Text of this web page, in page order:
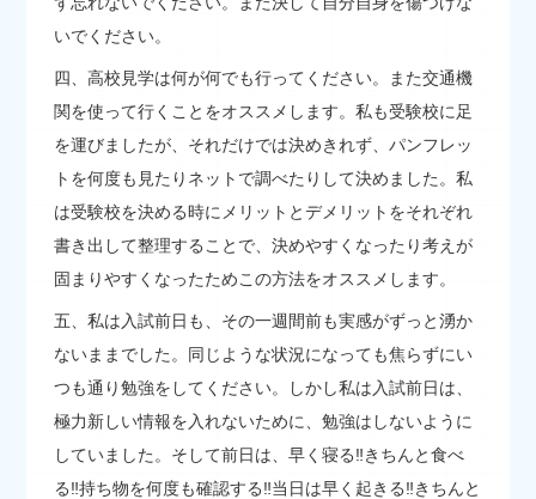
いでください。
四、高校見学は何が何でも行ってください。また交通機
関を使って行くことをオススメします。私も受験校に足
を運びましたが、それだけでは決めきれず、パンフレッ
トを何度も見たりネットで調べたりして決めました。私
は受験校を決める時にメリットとデメリットをそれぞれ
書き出して整理することで、決めやすくなったり考えが
固まりやすくなったためこの方法をオススメします。
五、私は入試前日も、その一週間前も実感がずっと湧か
ないままでした。同じような状況になっても焦らずにい
つも通り勉強をしてください。しかし私は入試前日は、
極力新しい情報を入れないために、勉強はしないように
していました。そして前日は、早く寝る‼きちんと食べ
る‼持ち物を何度も確認する‼当日は早く起きる‼きちんと